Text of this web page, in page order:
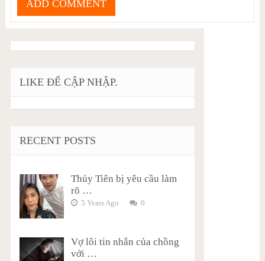
LIKE ĐỂ CẬP NHẬP.
RECENT POSTS
Thủy Tiên bị yêu cầu làm
rõ …
5 Years Ago 0
Vợ lôi tin nhắn của chồng
với …